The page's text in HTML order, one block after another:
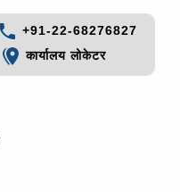
+91-22-68276827
कार्यालय लोकेटर